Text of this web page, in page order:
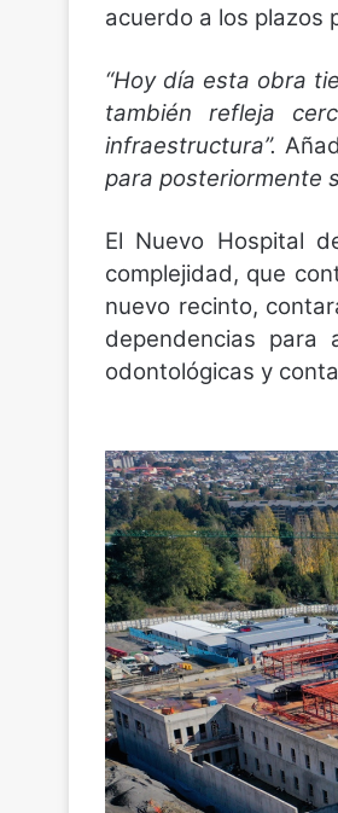
acuerdo a los plazos
“Hoy día esta obra
también refleja
infraestructura”.
para posteriormente
El Nuevo Hospital
complejidad, que
nuevo recinto,
dependencias para
odontológicas y